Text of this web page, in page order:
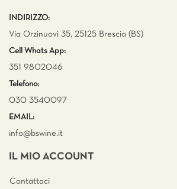
INDIRIZZO:
Via Orzinuovi 35, 25125 Brescia (BS)
Cell Whats App:
351 9802046
Telefono:
030 3540097
EMAIL:
info@bswine.it
IL MIO ACCOUNT
Contattaci